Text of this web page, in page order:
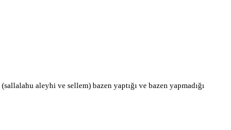
aleyhi ve sellem) bazen yaptığı ve bazen yapmadığı